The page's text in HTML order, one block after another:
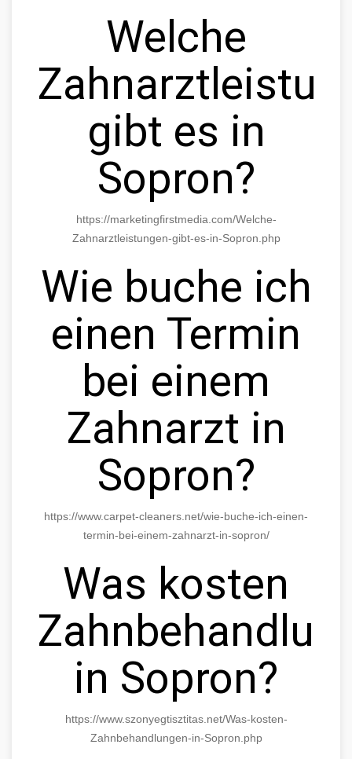
Welche
gibt es in
Sopron?
https://marketingfirstmedia.com/Welche-
Zahnarztleistungen-gibt-es-in-Sopron.php
Wie buche ich
einen Termin
bei einem
Zahnarzt in
Sopron?
https://www.carpet-cleaners.net/wie-buche-ich-einen-
termin-bei-einem-zahnarzt-in-sopron/
Was kosten
in Sopron?
https://www.szonyegtisztitas.net/Was-kosten-
Zahnbehandlungen-in-Sopron.php